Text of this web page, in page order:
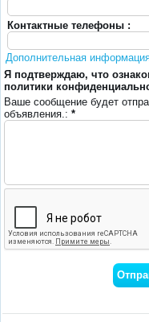
Контактные телефоны :
Дополнительная
Я подтверждаю, что
политики
Ваше сообщение будет
объявления.: *